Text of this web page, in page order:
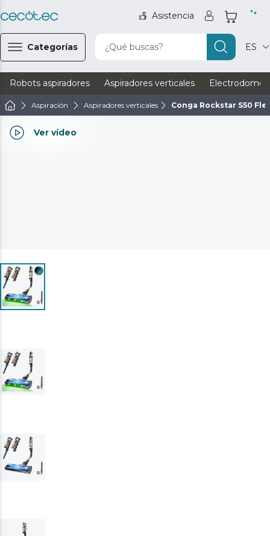
Asistencia
Categorías ¿Qué buscas? ES
Robots aspiradores Aspiradores verticales
Aspiración Aspiradores verticales Conga Rockstar S50
Ver vídeo